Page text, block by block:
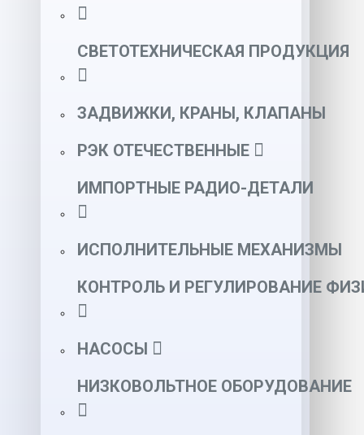
СВЕТОТЕХНИЧЕСКАЯ ПРОДУКЦИЯ
ЗАДВИЖКИ, КРАНЫ, КЛАПАНЫ
РЭК ОТЕЧЕСТВЕННЫЕ
ИМПОРТНЫЕ РАДИО-ДЕТАЛИ
ИСПОЛНИТЕЛЬНЫЕ МЕХАНИЗМЫ
КОНТРОЛЬ И РЕГУЛИРОВАНИЕ
НАСОСЫ
НИЗКОВОЛЬТНОЕ ОБОРУДОВАНИЕ